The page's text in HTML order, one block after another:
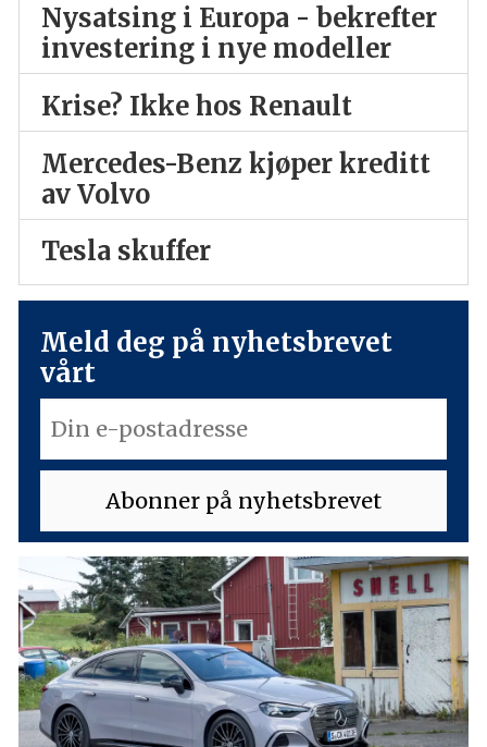
Nysatsing i Europa - bekrefter
investering i nye modeller
Krise? Ikke hos Renault
Mercedes-Benz kjøper kreditt
av Volvo
Tesla skuffer
Meld deg på nyhetsbrevet
vårt